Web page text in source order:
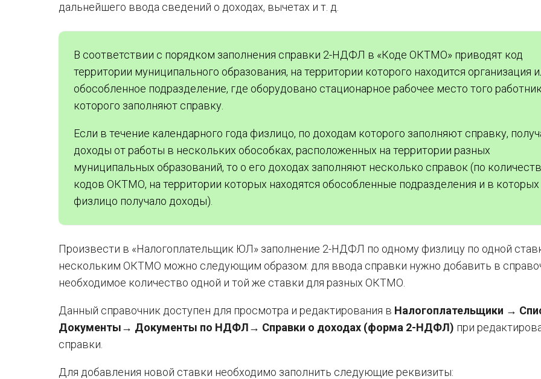
дальнейшего ввода сведений о доходах, вычетах и т. д.
В соответствии с порядком заполнения справки 2-НДФЛ в «Коде ОКТМО» приводят код
территории муниципального образования, на территории которого находится организация
обособленное подразделение, где оборудовано стационарное рабочее место того
которого заполняют справку.
Если в течение календарного года физлицо, по доходам которого заполняют справку,
доходы от работы в нескольких обособках, расположенных на территории разных
муниципальных образований, то о его доходах заполняют несколько справок (по
кодов ОКТМО, на территории которых находятся обособленные подразделения и в которых
физлицо получало доходы).
Произвести в «Налогоплательщик ЮЛ» заполнение 2-НДФЛ по одному физлицу по одной
нескольким ОКТМО можно следующим образом: для ввода справки нужно добавить в
необходимое количество одной и той же ставки для разных ОКТМО.
Данный справочник доступен для просмотра и редактирования в Налогоплательщики →
Документы→ Документы по НДФЛ→ Справки о доходах (форма 2-НДФЛ) при
справки.
Для добавления новой ставки необходимо заполнить следующие реквизиты: